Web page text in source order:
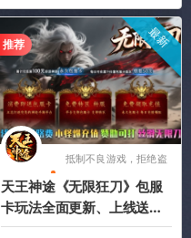
推荐 最新
抵制不良游戏，拒绝盗
版游戏
天王神途《无限狂刀》包服
卡玩法全面更新、上线送巨
额路费、小怪爆充值、赞助